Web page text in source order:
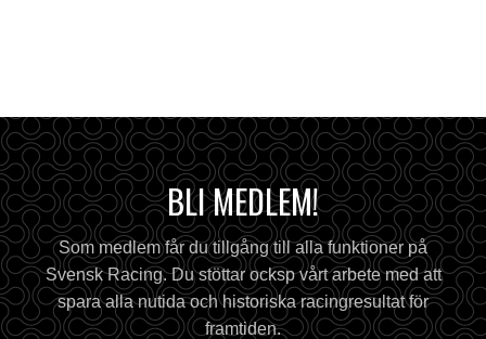
BLI MEDLEM!
Som medlem får du tillgång till alla funktioner på
Svensk Racing. Du stöttar ocksp vårt arbete med att
spara alla nutida och historiska racingresultat för
framtiden.